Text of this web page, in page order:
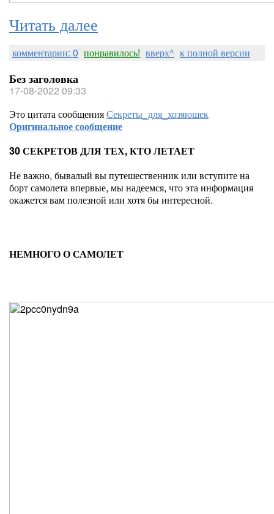
Читать далее
комментарии: 0 понравилось! вверх^ к полной версии
Без заголовка
17-08-2022 09:33
Это цитата сообщенияСекреты_для_хозяюшек
Оригинальное сообщение
30 СЕКРЕТОВ ДЛЯ ТЕХ, КТО ЛЕТАЕТ
Не важно, бывалый вы путешественник или вступите на
борт самолета впервые, мы надеемся, что эта информация
окажется вам полезной или хотя бы интересной.
НЕМНОГО О САМОЛЕТ